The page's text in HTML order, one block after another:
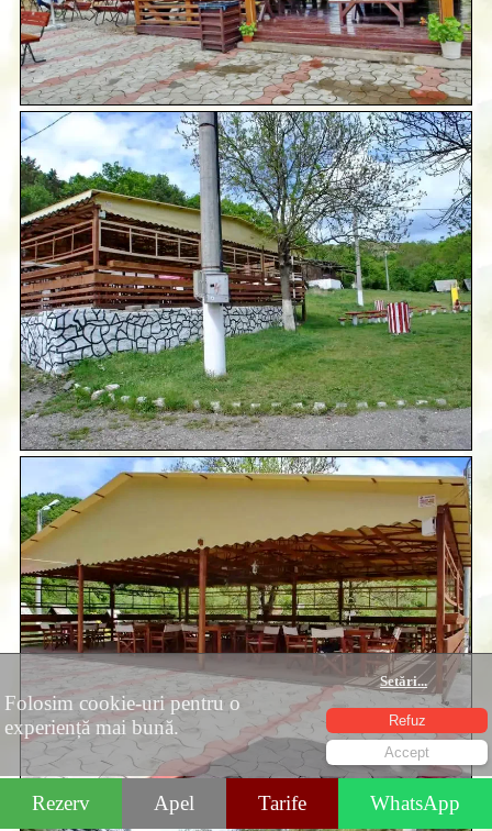
Rezerv Apel Tarife WhatsApp
Folosim cookie-uri pentru o
experiență mai bună.
Setări...
Refuz
Accept